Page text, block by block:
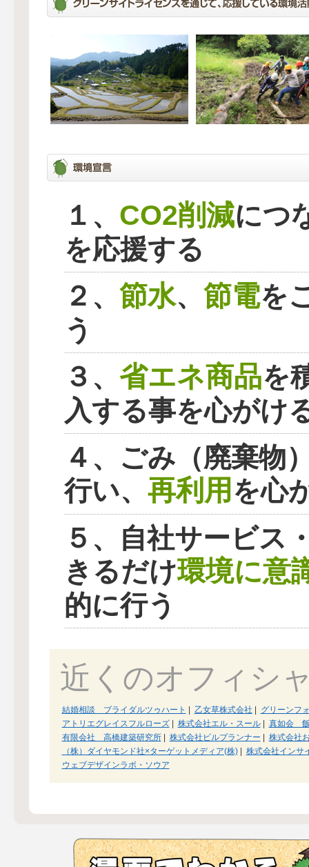
１、 CO2削減につ
を応援する
２、 節水、 節電を
う
３、 省エネ商品を
入する事を心がけ
４、ごみ（廃棄物
行い、 再利用を心
５、自社サービス
きるだけ環境に意
的に行う
近くのオフィシ
結婚相談 ブライダルツゥハート 乙女草株式会社
グリーンフ
アトリエグレイスフルローズ| 株式会社エル・スール|
真如会
有限会社 高橋建築研究所| 株式会社ビルプランナー
株式会社
（株）ダイヤモンド社×ターゲットメディア(株)|
株式会社インサ
ウェブデザインラボ・ソウア